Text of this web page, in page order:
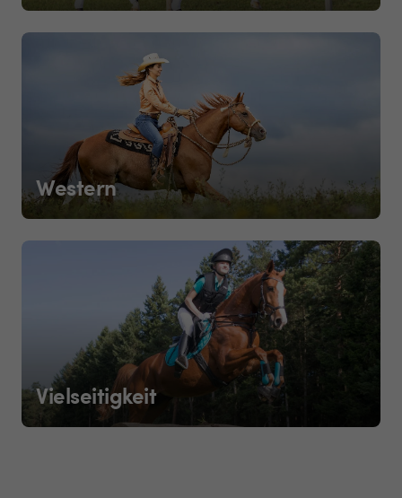
Western
Vielseitigkeit